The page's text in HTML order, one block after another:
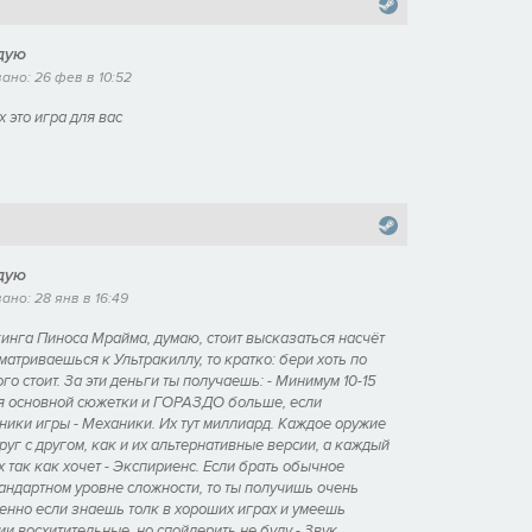
26 фев в 10:52
это игра для вас
28 янв в 16:49
Пиноса Мрайма, думаю, стоит высказаться насчёт
к Ультракиллу, то кратко: бери хоть по
стоит. За эти деньги ты получаешь: - Минимум 10-15
основной сюжетки и ГОРАЗДО больше, если
игры - Механики. Их тут миллиард. Каждое оружие
с другом, как и их альтернативные версии, а каждый
так как хочет - Экспириенс. Если брать обычное
уровне сложности, то ты получишь очень
если знаешь толк в хороших играх и умеешь